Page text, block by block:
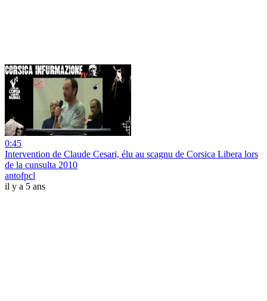
0:45
Intervention de Claude Cesari, élu au scagnu de Corsica Libera lors
de la cunsulta 2010
antofpcl
il y a 5 ans